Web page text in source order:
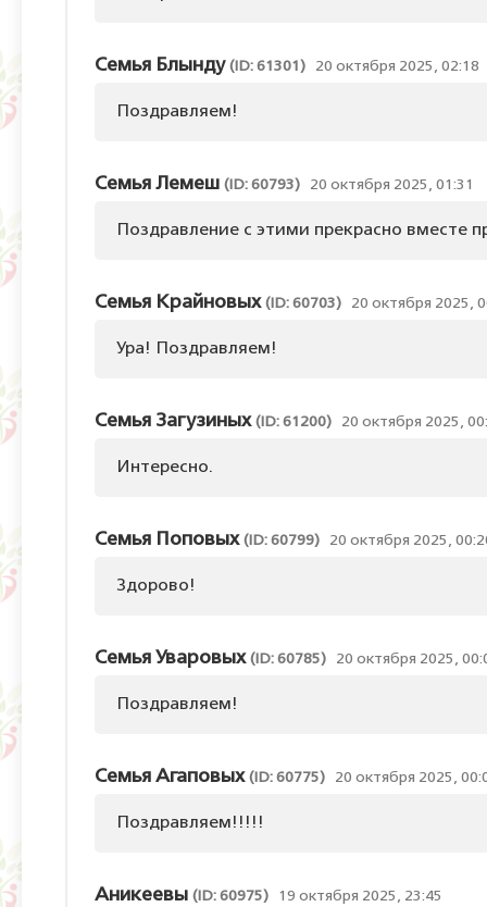
Семья Блынду (ID: 61301) 20 октября 2025, 02:18
Поздравляем!
Семья Лемеш (ID: 60793) 20 октября 2025, 01:31
Поздравление с этими прекрасно вместе
Семья Крайновых (ID: 60703) 20 октября 2025,
Ура! Поздравляем!
Семья Загузиных (ID: 61200) 20 октября 2025,
Интересно.
Семья Поповых (ID: 60799) 20 октября 2025,
Здорово!
Семья Уваровых (ID: 60785) 20 октября 2025,
Поздравляем!
Семья Агаповых (ID: 60775) 20 октября 2025,
Поздравляем!!!!!
Аникеевы (ID: 60975) 19 октября 2025, 23:45